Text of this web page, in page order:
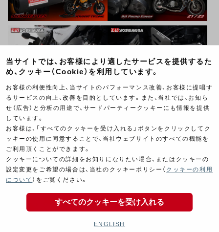
当サイトでは、お客様により適したサービスを提供するた
め、クッキー（Cookie）を利用しています。
お客様の利便性向上、当サイトのパフォーマンス改善、お客様に提唱す
るサービスの向上、改善を目的としています。また、当社では、お知ら
せ（広告）と分析の用途で、サードパーティークッキーにも情報を提供
しています。
お客様は、「すべてのクッキーを受け入れる」ボタンをクリックしてク
ッキーの使用に同意することで、当社ウェブサイトのすべての機能を
ご利用頂くことができます。
クッキーについての詳細をお知りになりたい場合、またはクッキーの
設定変更をご希望の場合は、当社のクッキーポリシー（ クッキーの利用
について ）をご覧ください。
すべてのクッキーを受け入れる
ENGLISH